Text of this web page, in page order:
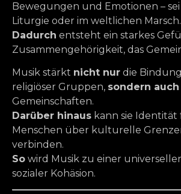
Bewegungen und Emotionen – sei
Liturgie oder im weltlichen Marsch.
Dadurch entsteht ein starkes
Zusammengehörigkeit, das
Musik stärkt nicht nur die
religiöser Gruppen, sondern auch
Gemeinschaften.
Darüber hinaus kann sie
Menschen über kulturelle
verbinden.
So wird Musik zu einer
sozialer Kohäsion.